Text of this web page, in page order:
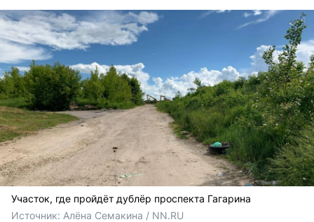
Участок, где пройдёт дублёр проспекта Гагарина
Источник: Алёна Семакина / NN.RU